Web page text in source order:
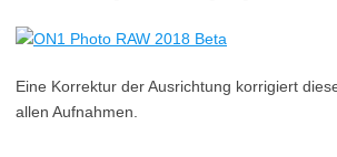
Eine Korrektur der Ausrichtung korrigiert
allen Aufnahmen.